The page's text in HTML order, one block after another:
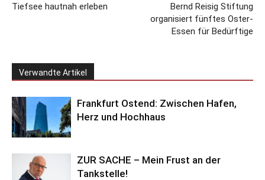
Tiefsee hautnah erleben
Bernd Reisig Stiftung
organisiert fünftes Oster-
Essen für Bedürftige
Verwandte Artikel
Frankfurt Ostend: Zwischen Hafen,
Herz und Hochhaus
ZUR SACHE – Mein Frust an der
Tankstelle!